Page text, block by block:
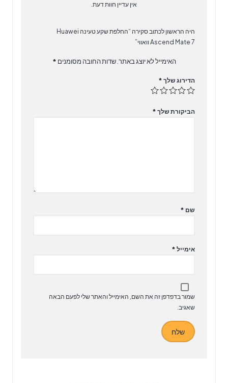
אין עדיין חוות דעת.
היה הראשון לכתוב סקירה “‏החלפת שקע טעינה Huawei
Ascend Mate 7 וואווי”
האימייל לא יוצג באתר. שדות החובה מסומנים *
הדירוג שלך *
הביקורת שלך *
שם *
אימייל *
שמור בדפדפן זה את השם, האימייל והאתר שלי לפעם הבאה
שאגיב.